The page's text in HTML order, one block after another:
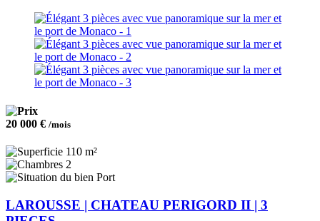
20 000 € /mois
110 m²
2
Port
LAROUSSE | CHATEAU PERIGORD II | 3